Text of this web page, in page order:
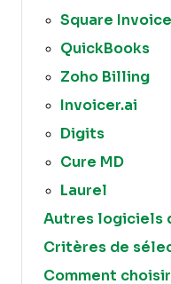
Square
QuickBooks
Zoho Billing
Invoicer.ai
Digits
Cure MD
Laurel
Autres logiciels
Critères de
Comment choisir